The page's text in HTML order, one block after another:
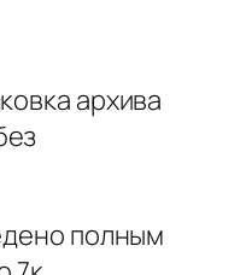
архива
полным